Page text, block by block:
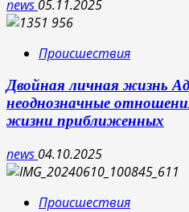
news 05.11.2025
Происшествия
Двойная личная жизнь
неоднозначные
жизни приближенных
news 04.10.2025
Происшествия